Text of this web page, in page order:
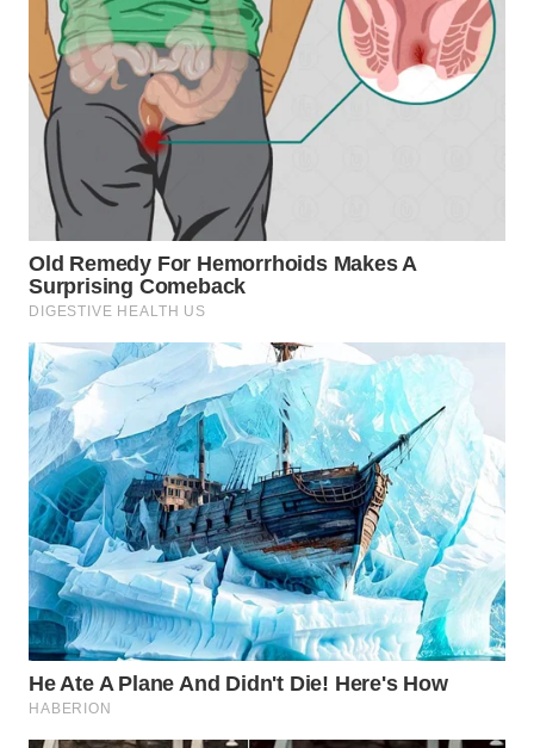
WN
SAMOSIR
WN
PADANG
LAWAS
WN
SUMEDANG
WN
WN
KEPULAUAN
SERIBU
WN
TANGERANG
WN
BINJAI
WN
CIREBON